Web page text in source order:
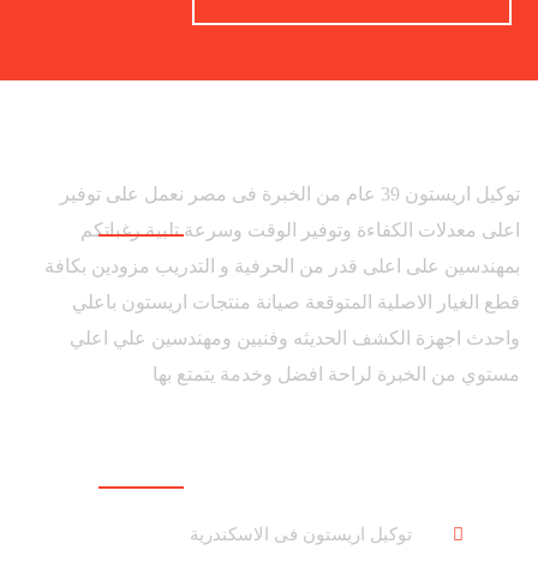
توكيل اريستون 39 عام من الخبرة فى مصر نعمل على توفير
اعلى معدلات الكفاءة وتوفير الوقت وسرعة تلبية رغباتكم
بمهندسين على اعلى قدر من الحرفية و التدريب مزودين بكافة
قطع الغيار الاصلية المتوقعة صيانة منتجات اريستون باعلي
واحدث اجهزة الكشف الحديثه وفنيين ومهندسين علي اعلي
مستوي من الخبرة لراحة افضل وخدمة يتمتع بها
توكيل اريستون فى الاسكندرية